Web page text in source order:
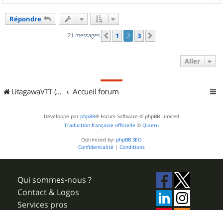
a
Répondre
21 messages Précédent
1 2 3
Aller
UtagawaVTT (Randos VTT et VTTAE avec traces GPS) Accueil forum
Développé par phpBB® Forum Software © phpBB Limited
Traduction française officielle © Qiaeru
Optimized by: phpBB SEO
Confidentialité | Conditions
Qui sommes-nous ?
Contact & Logos
Services pros